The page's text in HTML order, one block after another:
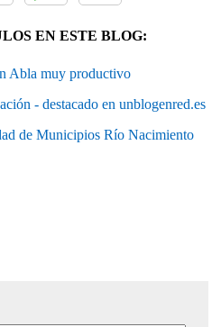
EN ESTE BLOG:
Abla muy productivo
- destacado en unblogenred.es
de Municipios Río Nacimiento